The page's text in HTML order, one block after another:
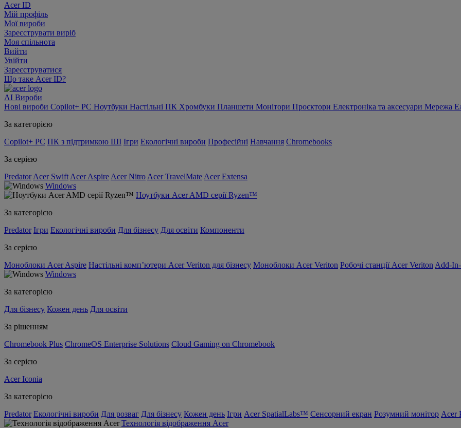
Acer ID
Мій профіль
Мої вироби
Зареєструвати виріб
Моя спільнота
Вийти
Увійти
Зареєструватися
Що таке Acer ID?
AI Вироби
Нові вироби Copilot+ PC Ноутбуки Настільні ПК Хромбуки Планшети Монітори Проєктори Електроніка та аксесуари Мережа
За категорією
Copilot+ PC ПК з підтримкою ШІ Ігри Екологічні вироби Професійні Навчання Chromebooks
За серією
Predator Acer Swift Acer Aspire Acer Nitro Acer TravelMate Acer Extensa
Windows
Ноутбуки Acer AMD серії Ryzen™
За категорією
Predator Ігри Екологічні вироби Для бізнесу Для освіти Компоненти
За серією
Моноблоки Acer Aspire Настільні комп’ютери Acer Veriton для бізнесу Моноблоки Acer Veriton Робочі станції Acer Veriton Add-
Windows
За категорією
Для бізнесу Кожен день Для освіти
За рішенням
Chromebook Plus ChromeOS Enterprise Solutions Cloud Gaming on Chromebook
За серією
Acer Iconia
За категорією
Predator Екологічні вироби Для розваг Для бізнесу Кожен день Ігри Acer SpatialLabs™ Сенсорний екран Розумний монітор Acer
Технологія відображення Acer